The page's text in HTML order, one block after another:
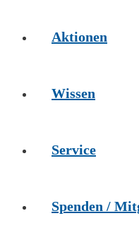
Aktionen
Wissen
Service
Spenden /